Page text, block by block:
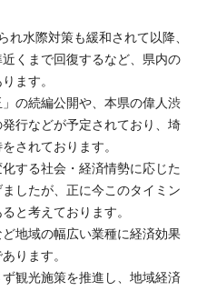
れ水際対策も緩和されて以降、
くまで回復するなど、県内の
ます。
の続編公開や、本県の偉人渋
行などが予定されており、埼
されております。
する社会・経済情勢に応じた
したが、正に今このタイミン
と考えております。
地域の幅広い業種に経済効果
ります。
観光施策を推進し、地域経済